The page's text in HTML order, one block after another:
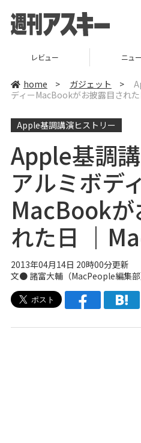
レビュー ニュ
home > ガジェット >
ディーMacBookがお披露目され
Apple基調講演ヒストリー
Apple基調
アルミボデ
MacBookが
れた日 ｜
2013年04月14日 20時00分更新
文● 諸富大輔（MacPeople編集部